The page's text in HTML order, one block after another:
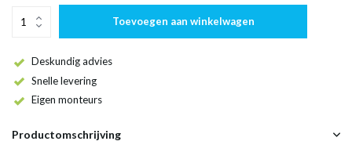
Toevoegen aan winkelwagen
Deskundig advies
Snelle levering
Eigen monteurs
Productomschrijving